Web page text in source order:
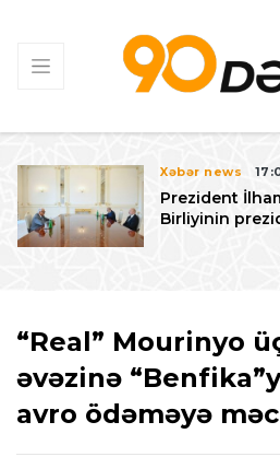
Xəbər news
Prezident
Birliyinin
“Real” Mourinyo
əvəzinə
avro ödəməyə